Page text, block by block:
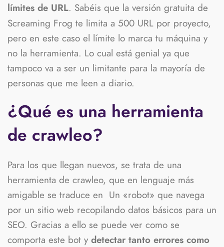
límites de URL. Sabéis que la versión gratuita de
Screaming Frog te limita a 500 URL por proyecto,
pero en este caso el límite lo marca tu máquina y
no la herramienta. Lo cual está genial ya que
tampoco va a ser un limitante para la mayoría de
personas que me leen a diario.
¿Qué es una herramienta
de crawleo?
Para los que llegan nuevos, se trata de una
herramienta de crawleo, que en lenguaje más
amigable se traduce en Un «robot» que navega
por un sitio web recopilando datos básicos para un
SEO. Gracias a ello se puede ver como se
comporta este bot y detectar tanto errores como